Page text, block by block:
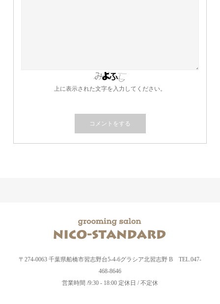
上に表示された文字を入力してください。
〒274-0063 千葉県船橋市習志野台5-4-6グラシア北習志野 B TEL.047-
468-8646
営業時間 /9:30 - 18:00 定休日 / 不定休